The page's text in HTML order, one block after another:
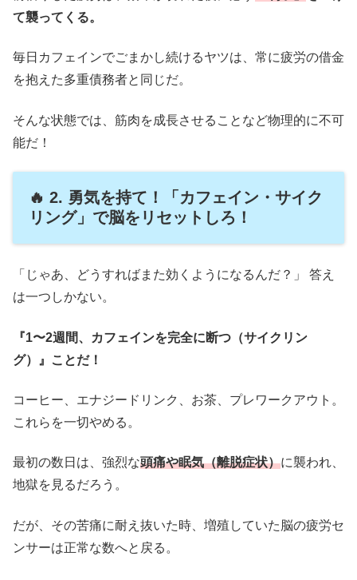
て襲ってくる。
毎日カフェインでごまかし続けるヤツは、常に疲労の借金
を抱えた多重債務者と同じだ。
そんな状態では、筋肉を成長させることなど物理的に不可
能だ！
🔥 2. 勇気を持て！「カフェイン・サイク
リング」で脳をリセットしろ！
「じゃあ、どうすればまた効くようになるんだ？」 答え
は一つしかない。
『1〜2週間、カフェインを完全に断つ（サイクリン
グ）』ことだ！
コーヒー、エナジードリンク、お茶、プレワークアウト。
これらを一切やめる。
最初の数日は、強烈な頭痛や眠気（離脱症状）に襲われ、
地獄を見るだろう。
だが、その苦痛に耐え抜いた時、増殖していた脳の疲労セ
ンサーは正常な数へと戻る。